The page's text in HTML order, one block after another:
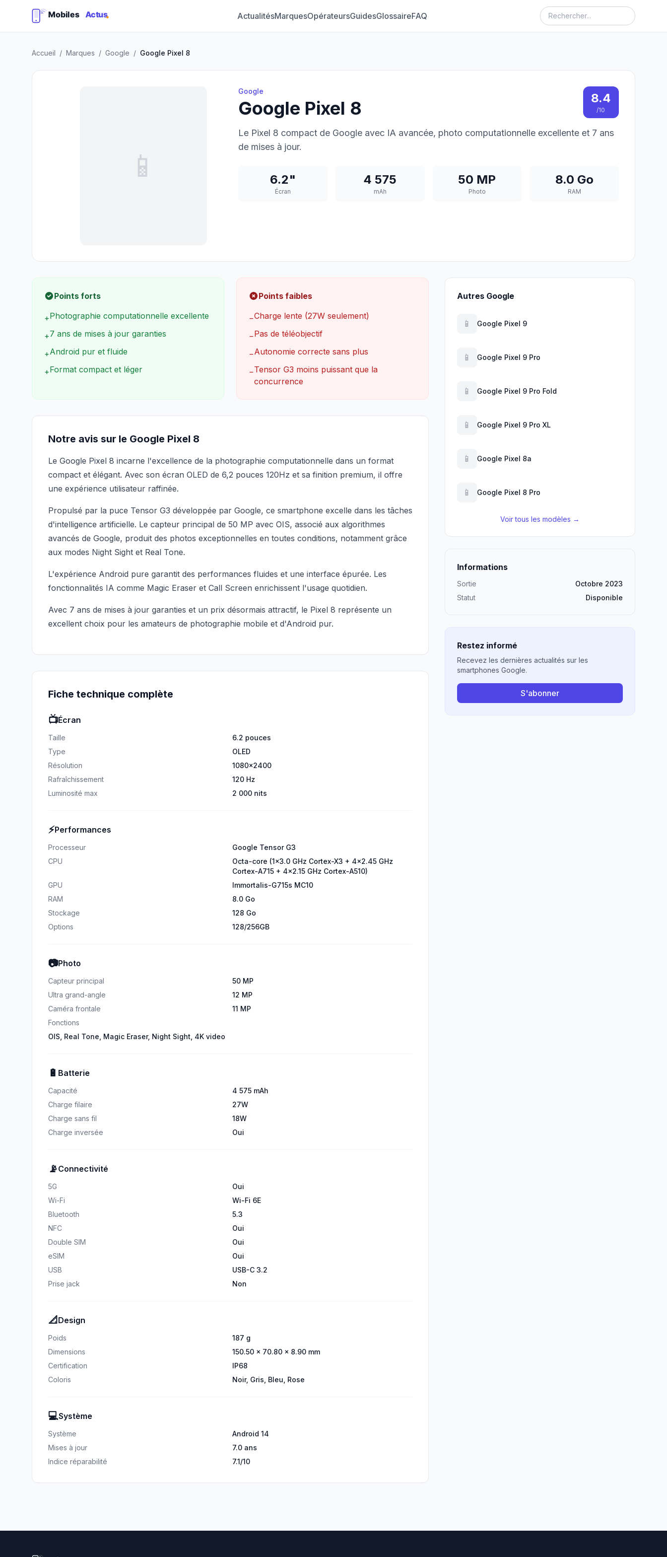
ActualitésMarquesOpérateursGuidesGlossaireFAQ
Accueil / Marques / Google / Google Pixel 8
📱
Google
Google Pixel 8 8.4
/10
Le Pixel 8 compact de Google avec IA avancée, photo computationnelle excellente et 7 ans
de mises à jour.
6.2"
Écran
4 575
mAh
50 MP
Photo
8.0 Go
RAM
Points forts
+Photographie computationnelle excellente
+7 ans de mises à jour garanties
+Android pur et fluide
+Format compact et léger
Points faibles
−Charge lente (27W seulement)
−Pas de téléobjectif
−Autonomie correcte sans plus
−Tensor G3 moins puissant que la
concurrence
Notre avis sur le Google Pixel 8
Le Google Pixel 8 incarne l'excellence de la photographie computationnelle dans un format
compact et élégant. Avec son écran OLED de 6,2 pouces 120Hz et sa finition premium, il offre
une expérience utilisateur raffinée.
Propulsé par la puce Tensor G3 développée par Google, ce smartphone excelle dans les tâches
d'intelligence artificielle. Le capteur principal de 50 MP avec OIS, associé aux algorithmes
avancés de Google, produit des photos exceptionnelles en toutes conditions, notamment grâce
aux modes Night Sight et Real Tone.
L'expérience Android pure garantit des performances fluides et une interface épurée. Les
fonctionnalités IA comme Magic Eraser et Call Screen enrichissent l'usage quotidien.
Avec 7 ans de mises à jour garanties et un prix désormais attractif, le Pixel 8 représente un
excellent choix pour les amateurs de photographie mobile et d'Android pur.
Fiche technique complète
📺Écran
Taille
6.2 pouces
Type
OLED
Résolution
1080x2400
Rafraîchissement
120 Hz
Luminosité max
2 000 nits
⚡Performances
Processeur
Google Tensor G3
CPU
Octa-core (1x3.0 GHz Cortex-X3 + 4x2.45 GHz
Cortex-A715 + 4x2.15 GHz Cortex-A510)
GPU
Immortalis-G715s MC10
RAM
8.0 Go
Stockage
128 Go
Options
128/256GB
📷Photo
Capteur principal
50 MP
Ultra grand-angle
12 MP
Caméra frontale
11 MP
Fonctions
OIS, Real Tone, Magic Eraser, Night Sight, 4K video
🔋 Batterie
Capacité
4 575 mAh
Charge filaire
27W
Charge sans fil
18W
Charge inversée
Oui
📡 Connectivité
5G
Oui
Wi-Fi
Wi-Fi 6E
Bluetooth
5.3
NFC
Oui
Double SIM
Oui
eSIM
Oui
USB
USB-C 3.2
Prise jack
Non
📐 Design
Poids
187 g
Dimensions
150.50 × 70.80 × 8.90 mm
Certification
IP68
Coloris
Noir, Gris, Bleu, Rose
💻Système
Système
Android 14
Mises à jour
7.0 ans
Indice réparabilité
7.1/10
Autres Google
📱 Google Pixel 9
📱 Google Pixel 9 Pro
📱 Google Pixel 9 Pro Fold
📱 Google Pixel 9 Pro XL
📱 Google Pixel 8a
📱 Google Pixel 8 Pro
Voir tous les modèles →
Informations
Sortie
Octobre 2023
Statut
Disponible
Restez informé
Recevez les dernières actualités sur les
smartphones Google.
S'abonner